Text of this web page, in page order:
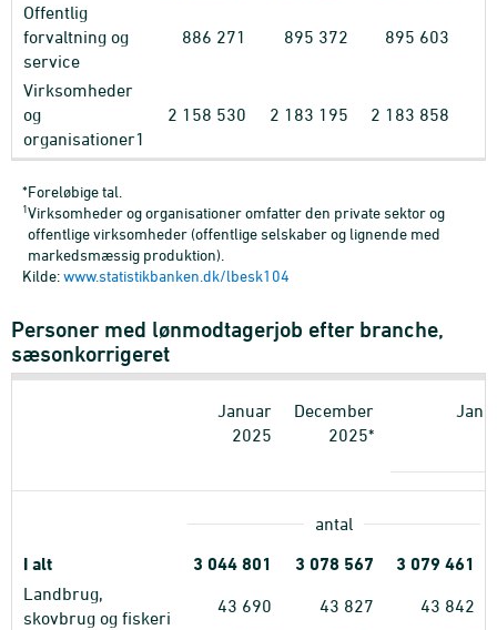
Offentlig
forvaltning og
service
886 271 895 372 895 603
Virksomheder
og
organisationer1
2 158 530 2 183 195 2 183 858
*Foreløbige tal.
1Virksomheder og organisationer omfatter den private sektor og
offentlige virksomheder (offentlige selskaber og lignende med
markedsmæssig produktion).
Kilde:www.statistikbanken.dk/lbesk104
Personer med lønmodtagerjob efter branche,
sæsonkorrigeret
Januar
2025
December
2025*
antal
I alt 3 044 801 3 078 567 3 079 461
Landbrug,
skovbrug og fiskeri
43 690 43 827 43 842